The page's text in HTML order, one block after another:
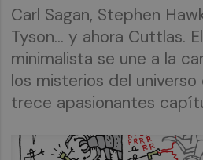
Carl Sagan, Stephen
Tyson... y ahora Cuttlas.
minimalista se une a la
los misterios del
trece apasionantes